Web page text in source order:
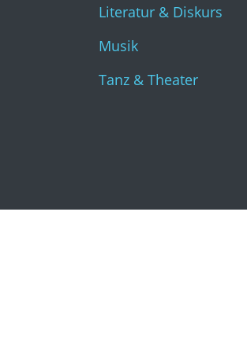
Literatur & Diskurs
Musik
Tanz & Theater